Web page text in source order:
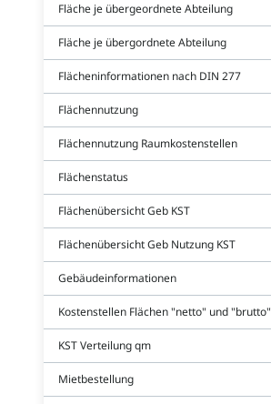
Fläche je übergeordnete Abteilung
Fläche je übergordnete Abteilung
Flächeninformationen nach DIN 277
Flächennutzung
Flächennutzung Raumkostenstellen
Flächenstatus
Flächenübersicht Geb KST
Flächenübersicht Geb Nutzung KST
Gebäudeinformationen
Kostenstellen Flächen "netto" und "brutto"
KST Verteilung qm
Mietbestellung